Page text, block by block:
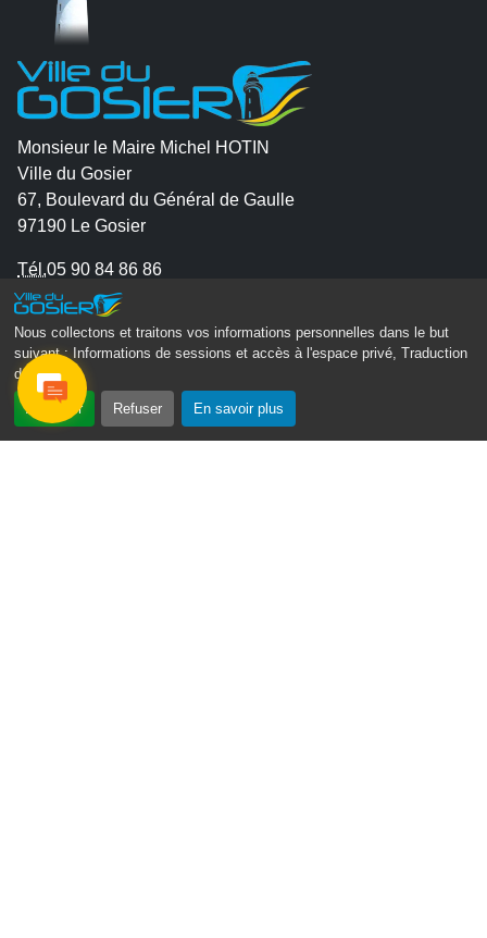
Nous collectons et traitons vos informations personnelles dans le but
suivant :
Informations de sessions et accès à l'espace privé, Traduction
des pages .
Accepter Refuser En savoir plus
Monsieur le Maire Michel HOTIN
Ville du Gosier
67, Boulevard du Général de Gaulle
97190 Le Gosier
Tél.05 90 84 86 86
Envoyer un email
Contacter la P.R.A.D.A
Contactez le délégué à la protection des données
personnelles - D.P.O